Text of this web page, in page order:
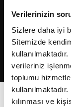
Verilerinizin
Sizlere daha iyi
Sitemizde
verileriniz
toplumu
kılınması ve
2026Fikriyat.